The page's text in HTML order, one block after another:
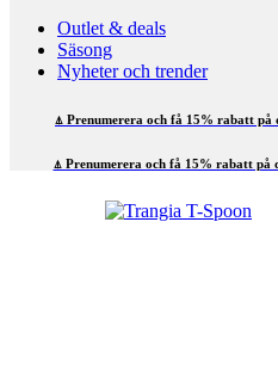
Outlet & deals
Säsong
Nyheter och trender
⍋ Prenumerera och få 15% rabatt
⍋ Prenumerera och få 15% rabatt